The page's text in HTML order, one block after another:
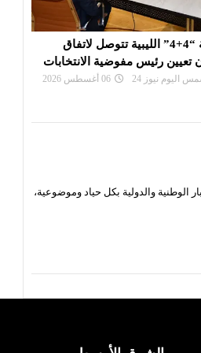
مواطن : النيابة تأمر بحبس
أمني وتلاحق آخرين
اليوم نيوز 24 06 أغسطس 2026
الوطنية والدولية بكل حياد وموضوعية،